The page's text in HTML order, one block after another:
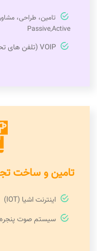
تامین، طراحی،
Passive,Active
VOIP (تلفن های تحت شبکه)
تامین و ساخت
اینترنت اشیا (IOT)
سیستم صوت